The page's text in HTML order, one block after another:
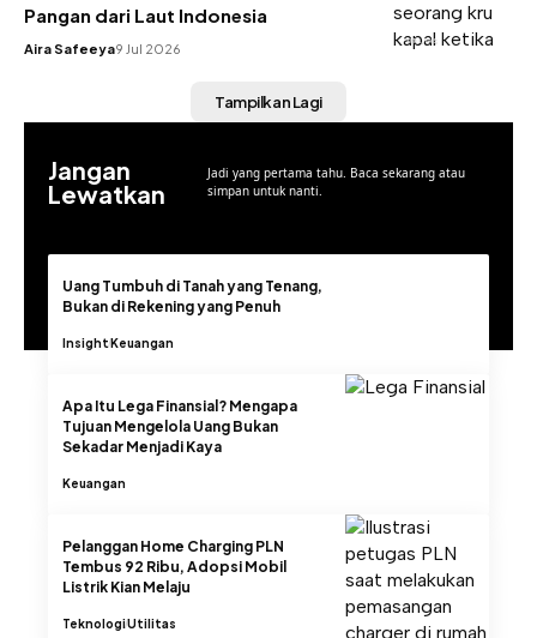
UTILITAS
Pangan dari Laut Indonesia
Aira Safeeya9 Jul 2026
Tampilkan Lagi
Jangan
Lewatkan
Jadi yang pertama tahu. Baca sekarang atau
simpan untuk nanti.
Uang Tumbuh di Tanah yang Tenang,
Bukan di Rekening yang Penuh
InsightKeuangan
Apa Itu Lega Finansial? Mengapa
Tujuan Mengelola Uang Bukan
Sekadar Menjadi Kaya
Keuangan
Pelanggan Home Charging PLN
Tembus 92 Ribu, Adopsi Mobil
Listrik Kian Melaju
TeknologiUtilitas